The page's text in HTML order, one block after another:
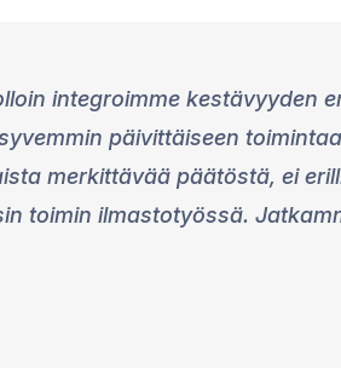
integroimme kestävyyden
päivittäiseen
merkittävää päätöstä, ei
toimin ilmastotyössä.